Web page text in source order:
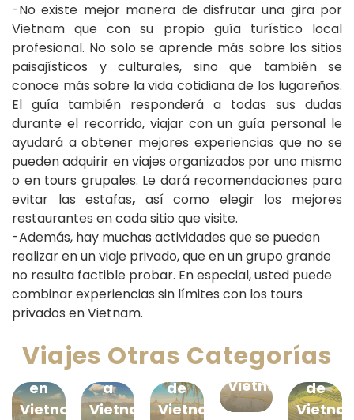
-No existe mejor manera de disfrutar una gira por
Vietnam que con su propio guía turístico local
profesional. No solo se aprende más sobre los sitios
paisajísticos y culturales, sino que también se
conoce más sobre la vida cotidiana de los lugareños.
El guía también responderá a todas sus dudas
durante el recorrido, viajar con un guía personal le
ayudará a obtener mejores experiencias que no se
pueden adquirir en viajes organizados por uno mismo
o en tours grupales. Le dará recomendaciones para
evitar las estafas, así como elegir los mejores
restaurantes en cada sitio que visite.
-Además, hay muchas actividades que se pueden
realizar en un viaje privado, que en un grupo grande
no resulta factible probar. En especial, usted puede
combinar experiencias sin límites con los tours
privados en Vietnam.
Viajes Otras Categorías
Luna
de
Miel
en
Vietnam
Paquetes
de
Viajes
a
Vietnam
Playas
de
Vietnam
Viajes
Centro
de
Vietnam
Norte
de